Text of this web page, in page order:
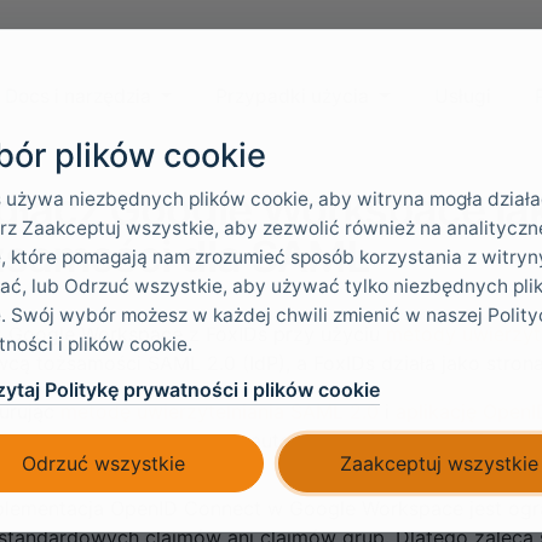
Google Workspace
dla SAML
Google Workspace z FoxIDs przy użyciu metody
tożsamości SAML 2.0 (IdP), a FoxIDs działa jako
metodę uwierzytelniania SAML 2.0i
2.0 i OpenID Connect oraz automatycznie konwertuje
OpenID Connect w Google Workspace jest
plików cookie
używa niezbędnych plików cookie, aby witryna mogła
Zaakceptuj wszystkie, aby zezwolić również na
które pomagają nam zrozumieć sposób korzystania z
lub Odrzuć wszystkie, aby używać tylko niezbędnych
Swój wybór możesz w każdej chwili zmienić w naszej
i plików cookie.
Politykę prywatności i plików cookie
Odrzuć wszystkie Zaakceptuj wszystkie